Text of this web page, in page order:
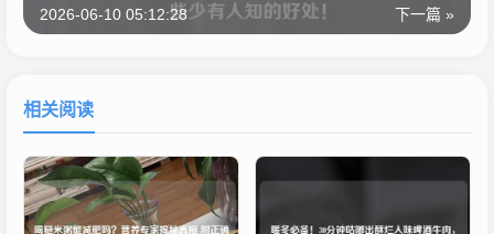
下一篇 »
2026-06-10 05:12:28
相关阅读